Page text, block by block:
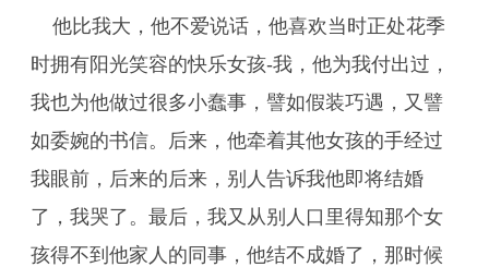
他比我大，他不爱说话，他喜欢当时正处花季
时拥有阳光笑容的快乐女孩-我，他为我付出过，
我也为他做过很多小蠢事，譬如假装巧遇，又譬
如委婉的书信。后来，他牵着其他女孩的手经过
我眼前，后来的后来，别人告诉我他即将结婚
了，我哭了。最后，我又从别人口里得知那个女
孩得不到他家人的同事，他结不成婚了，那时候